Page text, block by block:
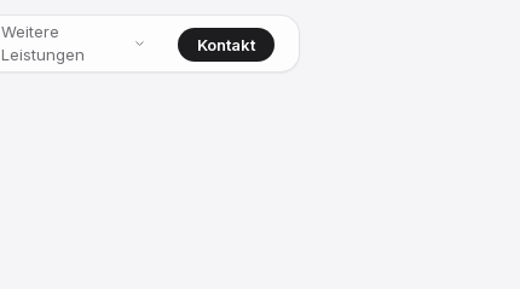
Weitere
Leistungen
Kontakt